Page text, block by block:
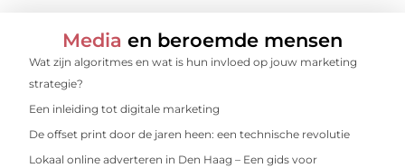
Media en beroemde mensen
Wat zijn algoritmes en wat is hun invloed op jouw marketing
strategie?
Een inleiding tot digitale marketing
De offset print door de jaren heen: een technische revolutie
Lokaal online adverteren in Den Haag – Een gids voor